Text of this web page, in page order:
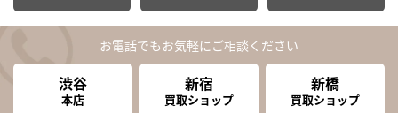
お電話でもお気軽にご相談ください
渋谷
本店
新宿
買取ショップ
新橋
買取ショップ